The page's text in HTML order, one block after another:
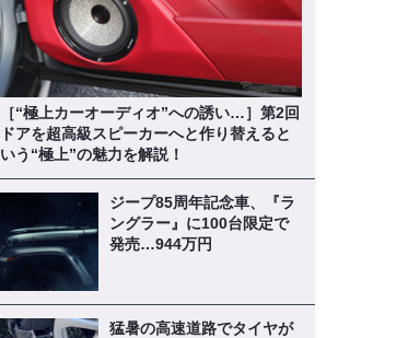
［“極上カーオーディオ”への誘い…］第2回
ドアを超高級スピーカーへと作り替えると
いう“極上”の魅力を解説！
ジープ85周年記念車、『ラ
ングラー』に100台限定で
発売…944万円
猛暑の高速道路でタイヤが